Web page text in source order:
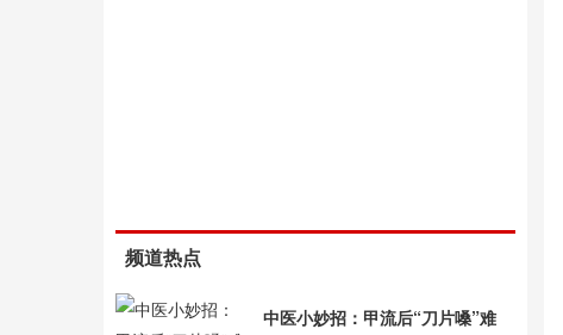
频道热点
中医小妙招：甲流后“刀片嗓”难